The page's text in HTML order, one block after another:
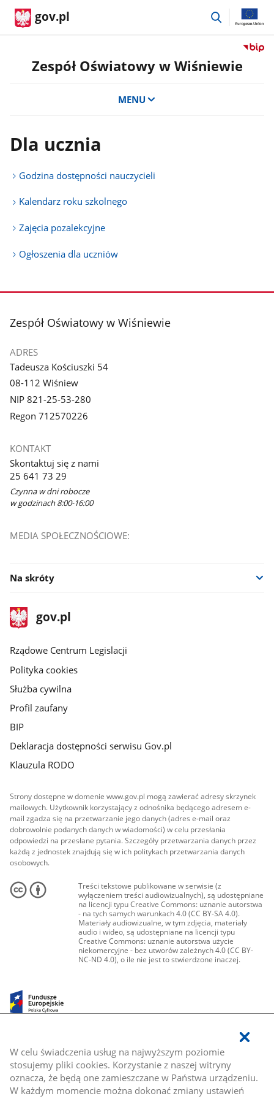
W celu świadczenia usług na najwyższym poziomie
stosujemy pliki cookies. Korzystanie z naszej witryny
oznacza, że będą one zamieszczane w Państwa urządzeniu.
W każdym momencie można dokonać zmiany ustawień
gov.pl
przejdź
Przejdź
Zespół Oświatowy w Wiśniewie
MENU
Dla ucznia
Godzina dostępności nauczycieli
Kalendarz roku szkolnego
Zajęcia pozalekcyjne
Ogłoszenia dla uczniów
stopka
Zespół Oświatowy w Wiśniewie
ADRES
Tadeusza Kościuszki 54
08-112 Wiśniew
NIP 821-25-53-280
Regon 712570226
KONTAKT
Skontaktuj się z nami
25 641 73 29
Czynna w dni robocze
w godzinach 8:00-16:00
MEDIA SPOŁECZNOŚCIOWE:
Na skróty
stopka
gov.plStrona
gov.pl
Rządowe Centrum Legislacji
Polityka cookies
Służba cywilna
Profil zaufany
BIP
Deklaracja dostępności serwisu Gov.pl
Klauzula RODO
Strony dostępne w domenie www.gov.pl mogą zawierać adresy skrzynek
mailowych. Użytkownik korzystający z odnośnika będącego adresem e-
mail zgadza się na przetwarzanie jego danych (adres e-mail oraz
dobrowolnie podanych danych w wiadomości) w celu przesłania
odpowiedzi na przesłane pytania. Szczegóły przetwarzania danych przez
każdą z jednostek znajdują się w ich politykach przetwarzania danych
osobowych.
Treści tekstowe publikowane w serwisie (z
wyłączeniem treści audiowizualnych), są udostępniane
na licencji typu Creative Commons: uznanie autorstwa
- na tych samych warunkach 4.0 (CC BY-SA 4.0).
Materiały audiowizualne, w tym zdjęcia, materiały
audio i wideo, są udostępniane na licencji typu
Creative Commons: uznanie autorstwa użycie
niekomercyjne - bez utworów zależnych 4.0 (CC BY-
NC-ND 4.0), o ile nie jest to stwierdzone inaczej.